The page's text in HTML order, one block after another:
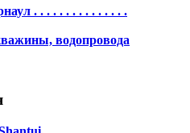
. . . . . . . . . . . . . . .
водопровода